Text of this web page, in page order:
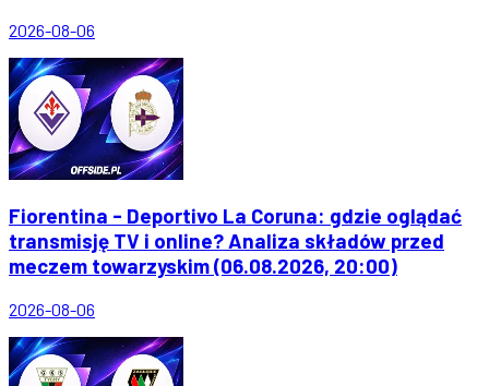
2026-08-06
Fiorentina - Deportivo La Coruna: gdzie oglądać
transmisję TV i online? Analiza składów przed
meczem towarzyskim (06.08.2026, 20:00)
2026-08-06